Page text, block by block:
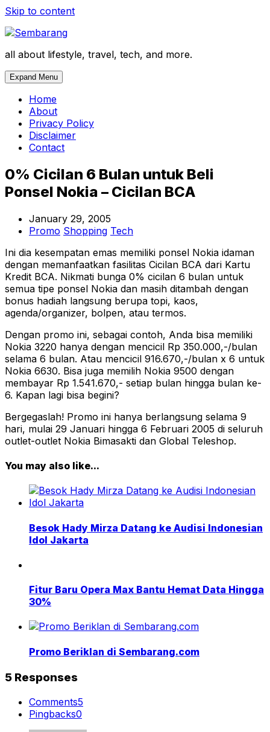
Skip to content
all about lifestyle, travel, tech, and more.
Expand Menu
Home
About
Privacy Policy
Disclaimer
Contact
0% Cicilan 6 Bulan untuk Beli
Ponsel Nokia – Cicilan BCA
January 29, 2005
Promo Shopping Tech
Ini dia kesempatan emas memiliki ponsel Nokia idaman
dengan memanfaatkan fasilitas Cicilan BCA dari Kartu
Kredit BCA. Nikmati bunga 0% cicilan 6 bulan untuk
semua tipe ponsel Nokia dan masih ditambah dengan
bonus hadiah langsung berupa topi, kaos,
agenda/organizer, bolpen, atau termos.
Dengan promo ini, sebagai contoh, Anda bisa memiliki
Nokia 3220 hanya dengan mencicil Rp 350.000,-/bulan
selama 6 bulan. Atau mencicil 916.670,-/bulan x 6 untuk
Nokia 6630. Bisa juga memilih Nokia 9500 dengan
membayar Rp 1.541.670,- setiap bulan hingga bulan ke-
6. Kapan lagi bisa begini?
Bergegaslah! Promo ini hanya berlangsung selama 9
hari, mulai 29 Januari hingga 6 Februari 2005 di seluruh
outlet-outlet Nokia Bimasakti dan Global Teleshop.
You may also like...
Besok Hady Mirza Datang ke Audisi Indonesian
Idol Jakarta
Fitur Baru Opera Max Bantu Hemat Data Hingga
30%
Promo Beriklan di Sembarang.com
5 Responses
Comments5
Pingbacks0